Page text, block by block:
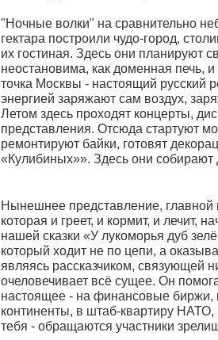
"Ночные волки" на сравнительно
гектара построили чудо-город,
их гостиная. Здесь они планируют
неостановима, как доменная печь,
точка Москвы - настоящий русский
энергией заряжают сам воздух,
Летом здесь проходят концерты,
представления. Отсюда стартуют
ремонтируют байки, готовят
«Кулибиных»». Здесь они собирают
Нынешнее представление, главной
которая и греет, и кормит, и лечит,
нашей сказки «У лукоморья дуб
который ходит не по цепи, а
являясь рассказчиком, связующей
очеловечивает всё сущее. Он
настоящее - на финансовые биржи,
континенты, в штаб-квартиру НАТО,
тебя - обращаются участники